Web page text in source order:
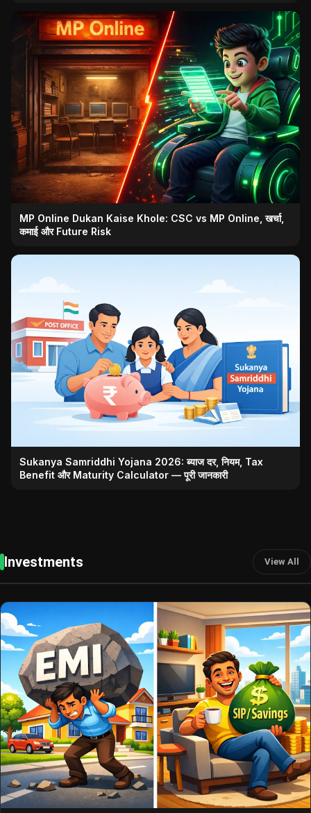
MP Online Dukan Kaise Khole: CSC vs MP Online, खर्चा,
कमाई और Future Risk
Sukanya Samriddhi Yojana 2026: ब्याज दर, नियम, Tax
Benefit और Maturity Calculator — पूरी जानकारी
Investments View All